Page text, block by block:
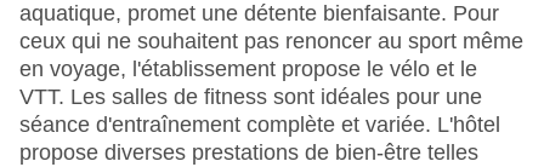
aquatique, promet une détente bienfaisante. Pour
ceux qui ne souhaitent pas renoncer au sport même
en voyage, l'établissement propose le vélo et le
VTT. Les salles de fitness sont idéales pour une
séance d'entraînement complète et variée. L'hôtel
propose diverses prestations de bien-être telles